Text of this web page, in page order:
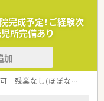
完成予定！ご経験次
所完備あり
加
残業なし(ほぼなし含む)